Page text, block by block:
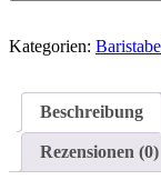
Kategorien:
Beschreibung
Rezensionen (0)